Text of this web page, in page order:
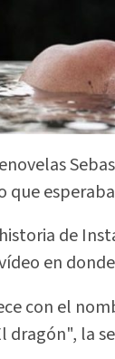
que
de
en
con el
dragón", la